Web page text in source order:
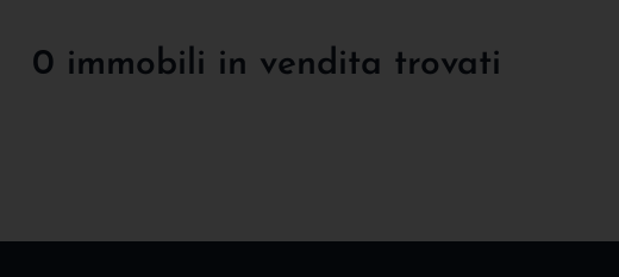
0 immobili in vendita trovati